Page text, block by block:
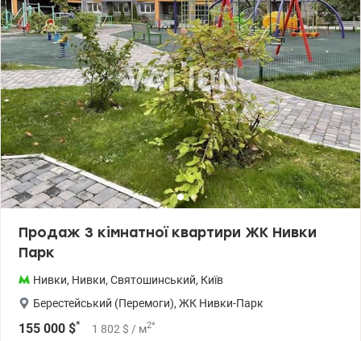
відеоспостереженням. Безліч магазинів, салонів, аптек,
ресторанів, відділення Нової та Укрпошти. Є дитячі майданчики,
велосипедні доріжки, алеї для прогулянок, кілька приватних
дитячих садків та шкіл. Поруч знаходиться парк Нивки. У пішій
доступності метро Нивки та зупинки міського транспорту у
різних напрямках нашої столиці. Квартира ідеально підійде
великій та дружній родині, яка цінує комфорт, затишок та
впорядкованість. Тел.(044) 200-10-80 valion.ua/1086689
Продаж 3 кімнатної квартири ЖК Нивки
Парк
Нивки, Нивки, Святошинський, Київ
Берестейський (Перемоги), ЖК Нивки-Парк
155 000 $* 1 802 $ / м2*